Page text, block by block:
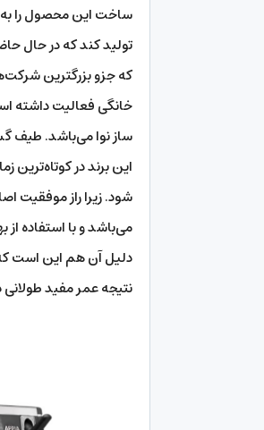
ساخت این محصول را به
تولید کند که در حال
که جزو بزرگترین
خانگی فعالیت داشته
ساز نوا می‌باشد. طیف
این برند در
شود. زیرا راز موفقیت
می‌باشد و با استفاده
دلیل آن هم این است که
نتیجه عمر مفید